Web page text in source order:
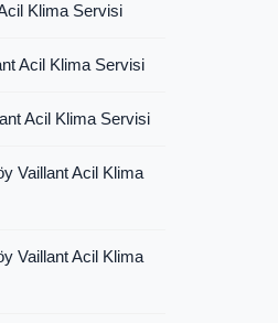
Acil Klima Servisi
Acil Klima Servisi
Acil Klima Servisi
Vaillant Acil Klima
Vaillant Acil Klima